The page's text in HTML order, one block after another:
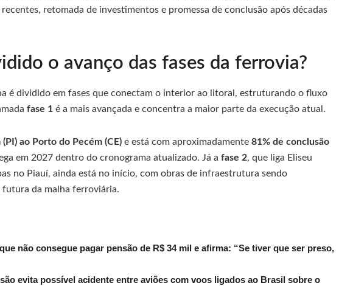
retomada de investimentos e promessa de conclusão após décadas
o avanço das fases da ferrovia?
é dividido em fases que conectam o interior ao litoral, estruturando o fluxo
fase 1 é a mais avançada e concentra a maior parte da execução atual.
(PI) ao Porto do Pecém (CE) e está com aproximadamente 81% de conclusão
em 2027 dentro do cronograma atualizado. Já a fase 2, que liga Eliseu
no Piauí, ainda está no início, com obras de infraestrutura sendo
da malha ferroviária.
não consegue pagar pensão de R$ 34 mil e afirma: “Se tiver que ser preso,
evita possível acidente entre aviões com voos ligados ao Brasil sobre o